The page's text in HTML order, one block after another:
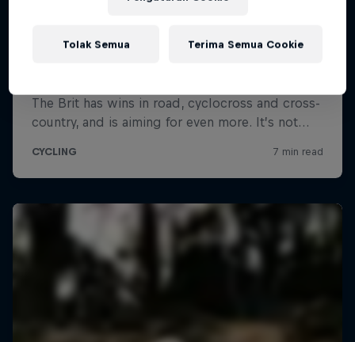
Tolak Semua Terima Semua Cookie